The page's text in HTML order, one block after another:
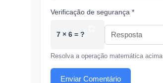
Verificação de segurança *
7 × 6 = ?
Resolva a operação matemática acima
Enviar Comentário